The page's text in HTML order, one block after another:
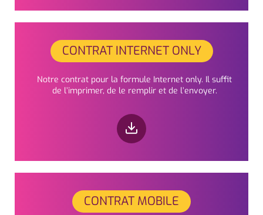
CONTRAT INTERNET ONLY
Notre contrat pour la formule Internet only. Il suffit
de l’imprimer, de le remplir et de l’envoyer.
CONTRAT MOBILE